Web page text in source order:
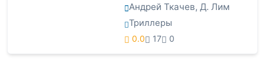
Андрей Ткачев, Д. Лим
Триллеры
0.0 17 0